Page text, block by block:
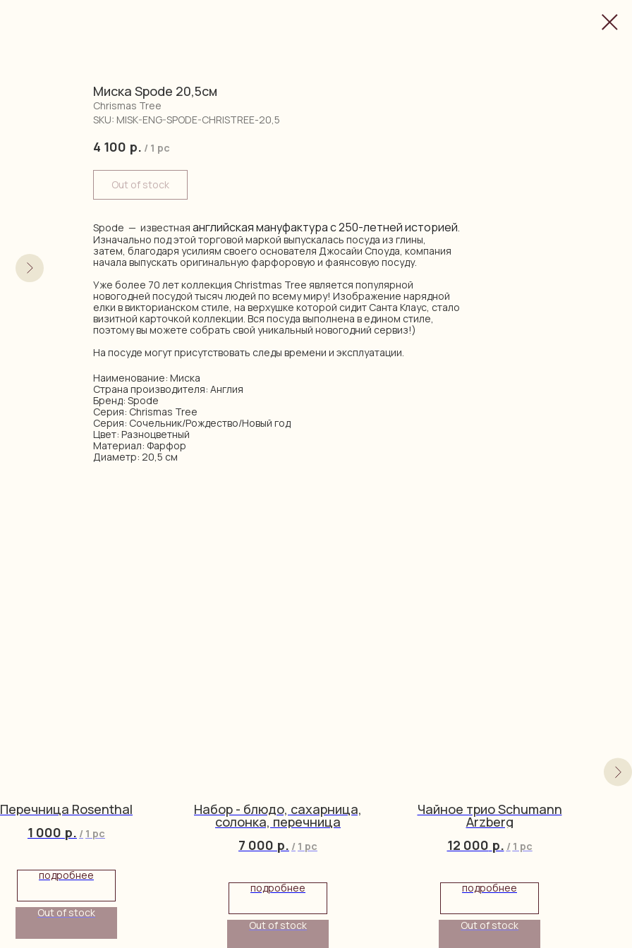
Миска Spode 20,5см
Chrismas Tree
SKU: MISK-ENG-SPODE-CHRISTREE-20,5
4 100 р. / 1 pc
Out of stock
Spode — известная английская мануфактура с 250-летней историей.
Изначально под этой торговой маркой выпускалась посуда из глины,
затем, благодаря усилиям своего основателя Джосайи Споуда, компания
начала выпускать оригинальную фарфоровую и фаянсовую посуду.
Уже более 70 лет коллекция Christmas Tree является популярной
новогодней посудой тысяч людей по всему миру! Изображение нарядной
елки в викторианском стиле, на верхушке которой сидит Санта Клаус, стало
визитной карточкой коллекции. Вся посуда выполнена в едином стиле,
поэтому вы можете собрать свой уникальный новогодний сервиз!)
На посуде могут присутствовать следы времени и эксплуатации.
Наименование: Миска
Страна производителя: Англия
Бренд: Spode
Серия: Chrismas Tree
Серия: Сочельник/Рождество/Новый год
Цвет: Разноцветный
Материал: Фарфор
Диаметр: 20,5 см
Перечница Rosenthal
1 000 р. / 1 pc
подробнее
Out of stock
Набор - блюдо, сахарница,
солонка, перечница
7 000 р. / 1 pc
подробнее
Out of stock
Чайное трио Schumann
Arzberg
12 000 р. / 1 pc
подробнее
Out of stock